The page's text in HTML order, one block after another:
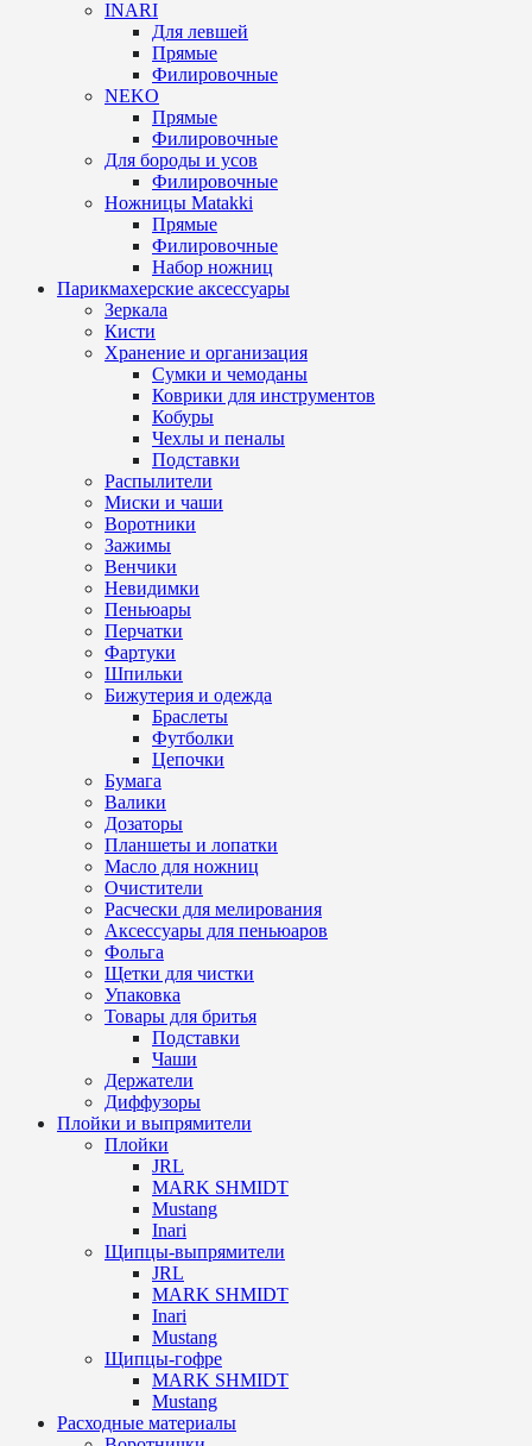
INARI
Для левшей
Прямые
Филировочные
NEKO
Прямые
Филировочные
Для бороды и усов
Филировочные
Ножницы Matakki
Прямые
Филировочные
Набор ножниц
Парикмахерские аксессуары
Зеркала
Кисти
Хранение и организация
Сумки и чемоданы
Коврики для инструментов
Кобуры
Чехлы и пеналы
Подставки
Распылители
Миски и чаши
Воротники
Зажимы
Венчики
Невидимки
Пеньюары
Перчатки
Фартуки
Шпильки
Бижутерия и одежда
Браслеты
Футболки
Цепочки
Бумага
Валики
Дозаторы
Планшеты и лопатки
Масло для ножниц
Очистители
Расчески для мелирования
Аксессуары для пеньюаров
Фольга
Щетки для чистки
Упаковка
Товары для бритья
Подставки
Чаши
Держатели
Диффузоры
Плойки и выпрямители
Плойки
JRL
MARK SHMIDT
Mustang
Inari
Щипцы-выпрямители
JRL
MARK SHMIDT
Inari
Mustang
Щипцы-гофре
MARK SHMIDT
Mustang
Расходные материалы